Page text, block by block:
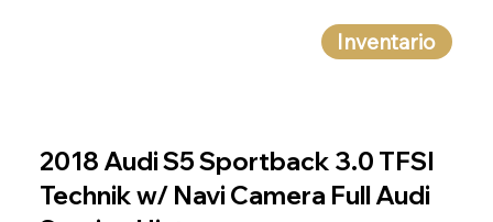
Inventario
2018 Audi S5 Sportback 3.0 TFSI
Technik w/ Navi Camera Full Audi